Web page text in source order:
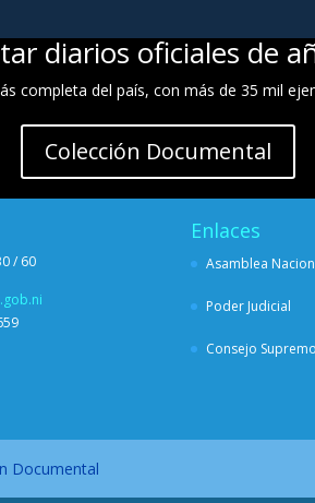
diarios oficiales de
completa del país, con más de 35 mil
Colección Documental
/ 60
Enlaces
Asamblea
Poder Judicial
Consejo
Documental